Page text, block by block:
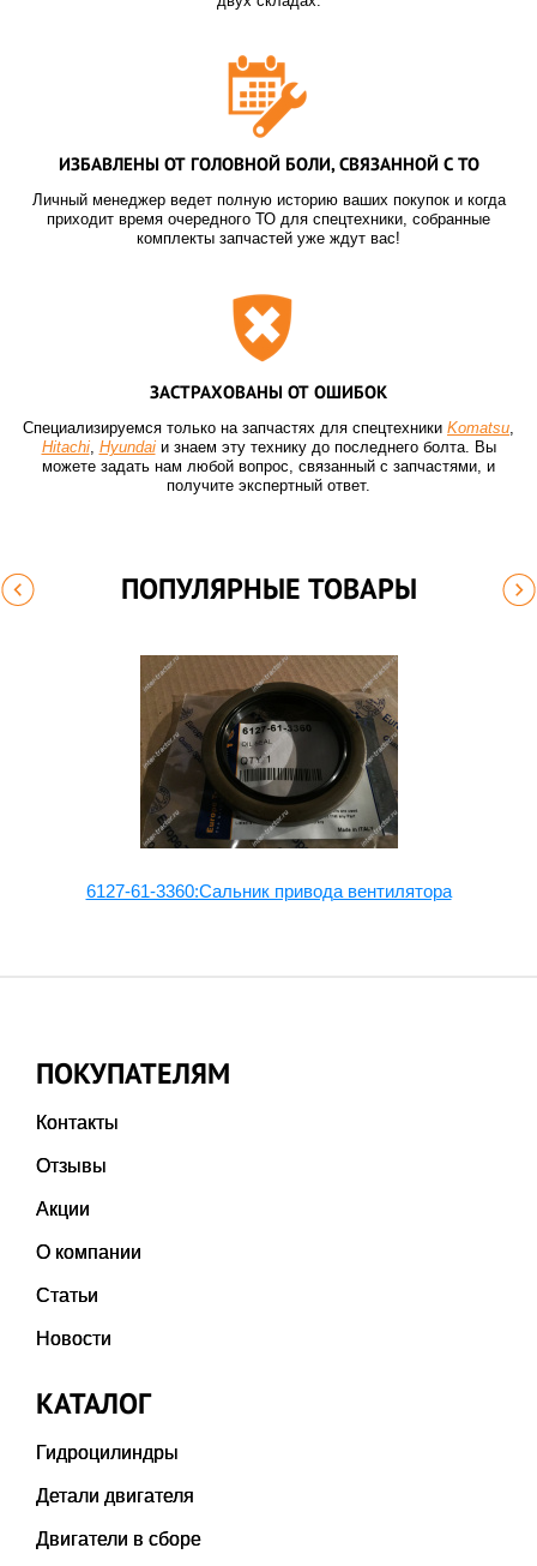
ИЗБАВЛЕНЫ ОТ ГОЛОВНОЙ БОЛИ, СВЯЗАННОЙ С ТО
Личный менеджер ведет полную историю ваших покупок и когда
приходит время очередного ТО для спецтехники, собранные
комплекты запчастей уже ждут вас!
ЗАСТРАХОВАНЫ ОТ ОШИБОК
Специализируемся только на запчастях для спецтехники Komatsu,
Hitachi, Hyundaiи знаем эту технику до последнего болта. Вы
можете задать нам любой вопрос, связанный с запчастями, и
получите экспертный ответ.
ПОПУЛЯРНЫЕ ТОВАРЫ
6127-61-3360:Сальник привода вентилятора
ПОКУПАТЕЛЯМ
Контакты
Отзывы
Акции
О компании
Статьи
Новости
КАТАЛОГ
Гидроцилиндры
Детали двигателя
Двигатели в сборе